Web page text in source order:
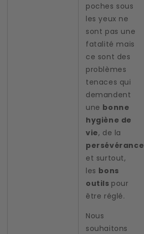
poches sous
les yeux ne
sont pas une
fatalité mais
ce sont des
problèmes
tenaces qui
demandent
une bonne
hygiène de
vie, de la
persévérance
et surtout,
les bons
outils pour
être réglé.
Nous
souhaitons